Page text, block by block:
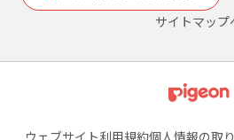
サイトマップ
ウェブサイト利用規約個人情報の取